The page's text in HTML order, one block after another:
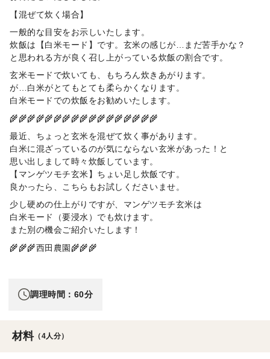
【混ぜて炊く場合】
一般的な目安をお示しいたします。
炊飯は【白米モード】です。玄米の感じが…まだ苦手かな？
と思われる方が良く召し上がっている炊飯の割合です。
玄米モードで炊いても、もちろん炊きあがります。
が…白米がとてもとても柔らかくなります。
白米モードでの炊飯をお勧めいたします。
🌾🌾🌾🌾🌾🌾🌾🌾🌾🌾🌾🌾🌾🌾🌾🌾🌾
最近、ちょっと玄米を混ぜて炊く事があります。
白米に混ざっているのが気にならない玄米があった！と
思い出しまして時々炊飯しています。
【マンゲツモチ玄米】ちょい足し炊飯です。
良かったら、こちらもお試しくださいませ。
少し硬めの仕上がりですが、マンゲツモチ玄米は
白米モード（要浸水）でも炊けます。
また別の機会ご紹介いたします！
🌾🌾🌾西田農園🌾🌾🌾
材料（4人分）
調理時間：60分